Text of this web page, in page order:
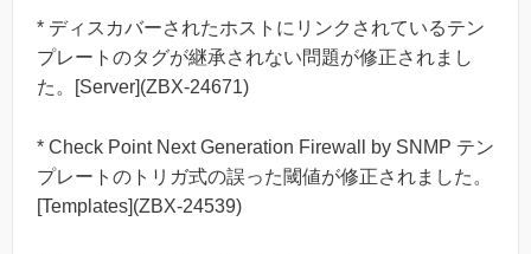
* ディスカバーされたホストにリンクされているテン
プレートのタグが継承されない問題が修正されまし
た。[Server](ZBX-24671)
* Check Point Next Generation Firewall by SNMP テン
プレートのトリガ式の誤った閾値が修正されました。
[Templates](ZBX-24539)